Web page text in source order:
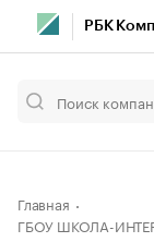
РБК
Главная
ГБОУ ШКОЛА-